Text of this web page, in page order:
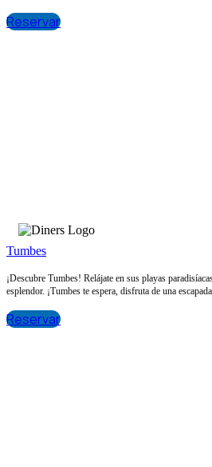
Reservar
Tumbes
¡Descubre Tumbes! Relájate en sus playas
esplendor. ¡Tumbes te espera, disfruta de una
Reservar